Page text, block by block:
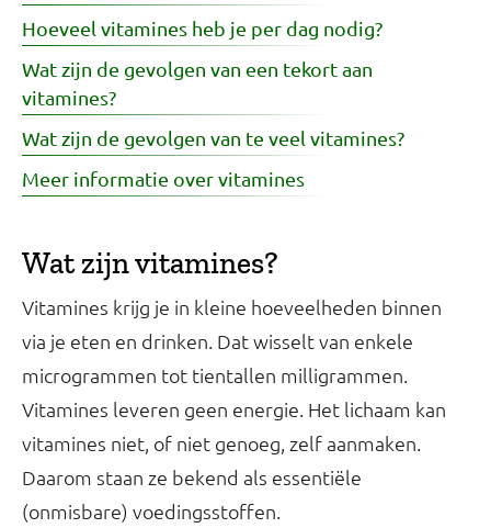
Hoeveel vitamines heb je per dag nodig?
Wat zijn de gevolgen van een tekort aan
vitamines?
Wat zijn de gevolgen van te veel vitamines?
Meer informatie over vitamines
Wat zijn vitamines?
Vitamines krijg je in kleine hoeveelheden binnen
via je eten en drinken. Dat wisselt van enkele
microgrammen tot tientallen milligrammen.
Vitamines leveren geen energie. Het lichaam kan
vitamines niet, of niet genoeg, zelf aanmaken.
Daarom staan ze bekend als essentiële
(onmisbare) voedingsstoffen.